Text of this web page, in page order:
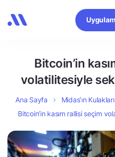
Bitcoin’in
volatilitesiyle
Ana Sayfa Midas’ın Kulakları
Bitcoin’in kasım rallisi seçim